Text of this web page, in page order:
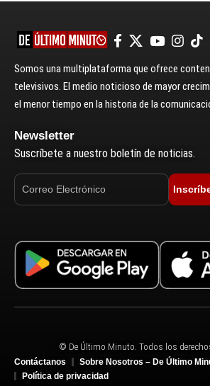
Somos una multiplataforma que ofrece
televisivos. El medio noticioso de mayor
el menor tiempo en la historia de la
Newsletter
Suscríbete a nuestro boletín de noticias.
© De Último Minuto. Todos los
Contáctanos
Sobre Nosotros – De Último
Política de privacidad